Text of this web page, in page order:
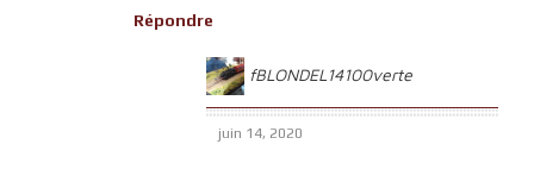
Répondre
fBLONDEL14100verte
juin 14, 2020